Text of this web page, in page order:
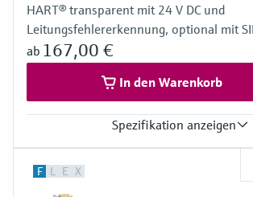
HART® transparent mit 24 V DC und
Leitungsfehlererkennung, optional mit
ab 167,00 €
In den Warenkorb
Spezifikation anzeigen
0/4…20 mA / HART
F L E X